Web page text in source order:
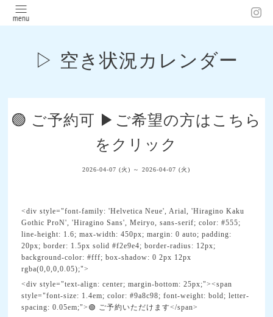
▷ 空き状況カレンダー
🟢 ご予約可 ▶︎ご希望の方はこちら
をクリック
2026-04-07 (火) ～ 2026-04-07 (火)
<div style="font-family: 'Helvetica Neue', Arial, 'Hiragino Kaku
Gothic ProN', 'Hiragino Sans', Meiryo, sans-serif; color: #555;
line-height: 1.6; max-width: 450px; margin: 0 auto; padding:
20px; border: 1.5px solid #f2e9e4; border-radius: 12px;
background-color: #fff; box-shadow: 0 2px 12px
rgba(0,0,0,0.05);">
<div style="text-align: center; margin-bottom: 25px;"><span
style="font-size: 1.4em; color: #9a8c98; font-weight: bold; letter-
spacing: 0.05em;">🟢 ご予約いただけます</span>